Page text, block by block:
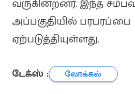
வருகின்றனர். இந்த
அப்பகுதியில் பரபரப்பை
ஏற்படுத்தியுள்ளது.
டேக்ஸ் :
லோக்கல்